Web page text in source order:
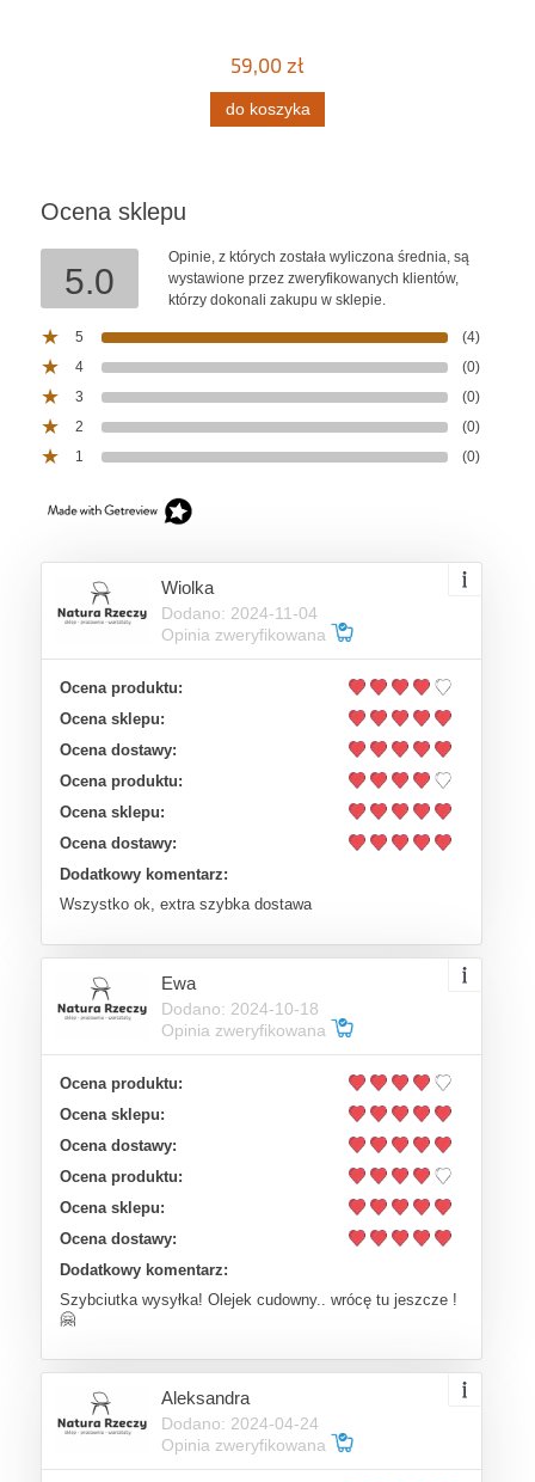
59,00 zł
do koszyka
Ocena sklepu
5.0
Opinie, z których została wyliczona średnia, są
wystawione przez zweryfikowanych klientów,
którzy dokonali zakupu w sklepie.
5
(4)
4
(0)
3
(0)
2
(0)
1
(0)
Wiolka
Dodano: 2024-11-04
Opinia zweryfikowana
Ocena produktu:
Ocena sklepu:
Ocena dostawy:
Ocena produktu:
Ocena sklepu:
Ocena dostawy:
Dodatkowy komentarz:
Wszystko ok, extra szybka dostawa
Ewa
Dodano: 2024-10-18
Opinia zweryfikowana
Ocena produktu:
Ocena sklepu:
Ocena dostawy:
Ocena produktu:
Ocena sklepu:
Ocena dostawy:
Dodatkowy komentarz:
Szybciutka wysyłka! Olejek cudowny.. wrócę tu jeszcze !
🤗
Aleksandra
Dodano: 2024-04-24
Opinia zweryfikowana